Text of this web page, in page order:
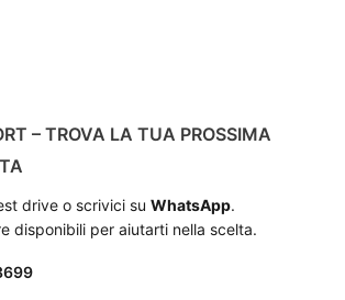
– TROVA LA TUA PROSSIMA
drive o scrivici su WhatsApp.
disponibili per aiutarti nella scelta.